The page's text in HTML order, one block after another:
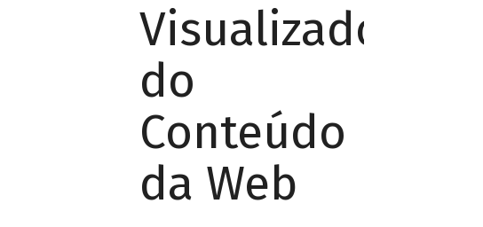
Visualizador
do
Conteúdo
da Web